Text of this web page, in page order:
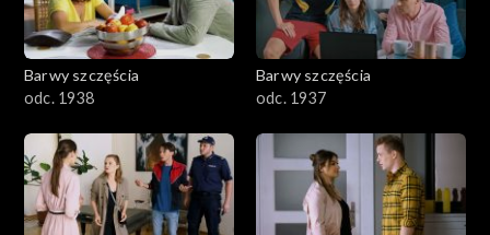
Barwy szczęścia
odc. 1938
Barwy szczęścia
odc. 1937